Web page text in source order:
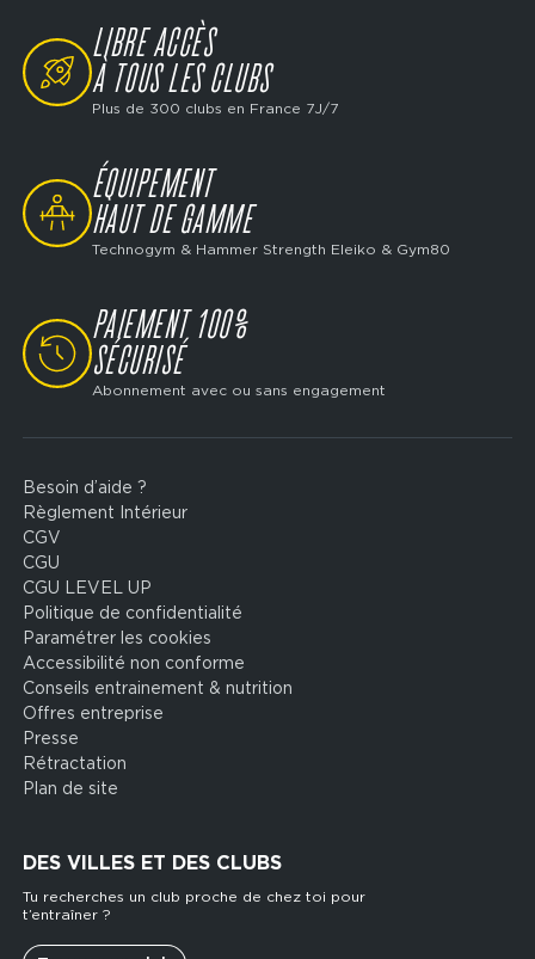
dès 19€/ 4 semaines* : Avec ou Sans Engagement
avec l'offre classique, Access + et Ultimate et
l'offre Jeunes.Découvre-les !
SVG
LIBRE ACCÈS
À TOUS LES CLUBS
Plus de 300 clubs en France 7J/7
SVG
ÉQUIPEMENT
HAUT DE GAMME
Technogym & Hammer Strength Eleiko & Gym80
SVG
PAIEMENT 100%
SÉCURISÉ
Abonnement avec ou sans engagement
Footer
legal
Besoin d’aide ?
Règlement Intérieur
CGV
CGU
CGU LEVEL UP
Politique de confidentialité
Paramétrer les cookies
Accessibilité non conforme
Conseils entrainement & nutrition
Offres entreprise
Presse
Rétractation
Plan de site
DES VILLES ET DES CLUBS
Tu recherches un club proche de chez toi pour
t’entraîner ?